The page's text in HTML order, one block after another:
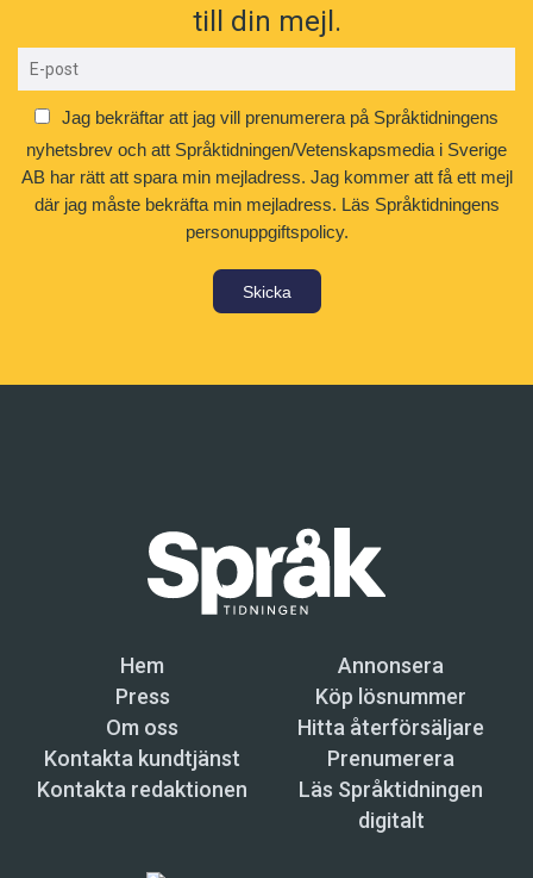
till din mejl.
Jag bekräftar att jag vill prenumerera på Språktidningens
nyhetsbrev och att Språktidningen/Vetenskapsmedia i Sverige
AB har rätt att spara min mejladress. Jag kommer att få ett mejl
där jag måste bekräfta min mejladress. Läs Språktidningens
personuppgiftspolicy.
Skicka
Hem
Annonsera
Press
Köp lösnummer
Om oss
Hitta återförsäljare
Kontakta kundtjänst
Prenumerera
Kontakta redaktionen
Läs Språktidningen
digitalt